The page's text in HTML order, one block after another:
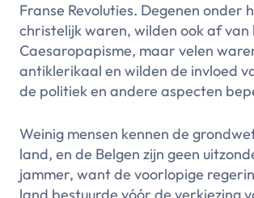
Franse Revoluties. Degenen onder
christelijk waren, wilden ook af van
Caesaropapisme, maar velen
antiklerikaal en wilden de invloed
de politiek en andere aspecten
Weinig mensen kennen de
land, en de Belgen zijn geen
jammer, want de voorlopige